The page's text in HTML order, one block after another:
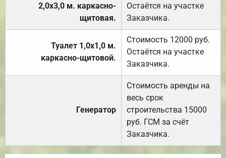
2,0х3,0 м. каркасно-
щитовая.
Остаётся на участке
Заказчика.
Туалет 1,0х1,0 м.
каркасно-щитовой.
Стоимость 12000 руб.
Остаётся на участке
Заказчика.
Генератор
Стоимость аренды на
весь срок
строительства 15000
руб. ГСМ за счёт
Заказчика.